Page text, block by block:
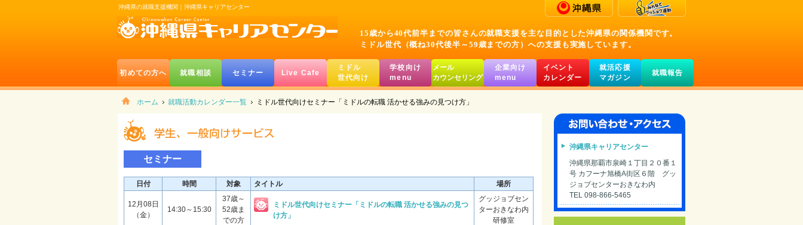
沖縄県の就職支援機関｜沖縄県キャリアセンター
15歳から40代前半までの皆さんの就職支援を主な目的とした沖縄県の関係機関です。
ミドル世代（概ね30代後半～59歳までの方）への支援も実施しています。
初めての方へ 就職相談 セミナー Live Cafe
ミドル
世代向け
学校向け
menu
メール
カウンセリング
企業向け
menu
イベント
カレンダー
就活応援
マガジン
就職報告
ホーム 就職活動カレンダー一覧 ミドル世代向けセミナー「ミドルの転職 活かせる強みの見つけ方」
セミナー
日付 時間 対象 タイトル 場所
12月08日
（金）
14:30～15:30
37歳～
52歳ま
での方
ミドル世代向けセミナー「ミドルの転職 活かせる強みの見つ
け方」
グッジョブセン
ターおきなわ内
研修室
沖縄県キャリアセンター
沖縄県那覇市泉崎１丁目２０番１
号 カフーナ旭橋A街区６階 グッ
ジョブセンターおきなわ内
TEL 098-866-5465